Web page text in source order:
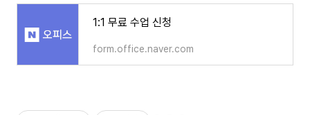
1:1 무료 수업 신청
form.office.naver.com